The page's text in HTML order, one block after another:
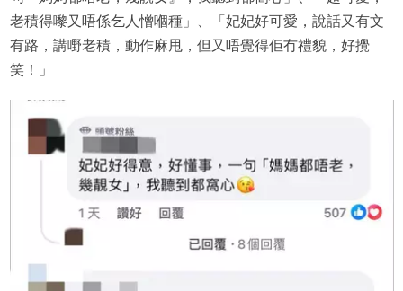
老積得嚟又唔係乞人憎嗰種」、「妃妃好可愛，說話又有文
有路，講嘢老積，動作麻甩，但又唔覺得佢冇禮貌，好攪
笑！」